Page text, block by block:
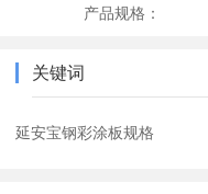
产品规格：
关键词
延安宝钢彩涂板规格